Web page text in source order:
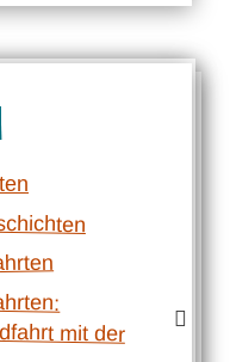
mit der